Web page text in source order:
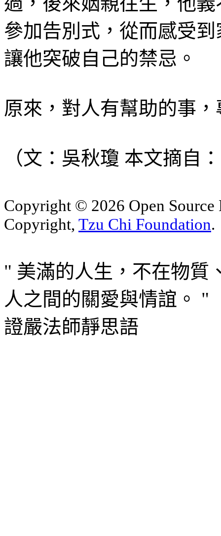
參加告別式，從而感受
讓他突破自己的禁忌。
原來，對人有幫助的事
（文：吳秋瓊 本文摘自
Copyright © 2026 Open
Copyright, Tzu Chi Foundation.
" 美滿的人生，不在物質
人之間的關愛與情誼。 "
證嚴法師靜思語